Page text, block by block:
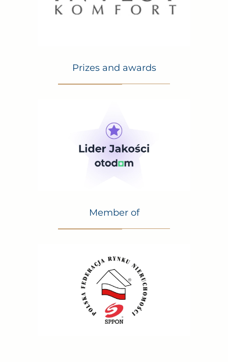
Prizes and awards
Member of